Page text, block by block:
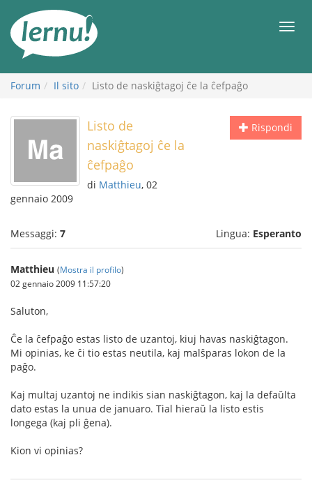
all’indice
Forum Il sito Listo de naskiĝtagoj ĉe la ĉefpaĝo
Rispondi
Listo de
naskiĝtagoj ĉe la
ĉefpaĝo
di Matthieu, 02
gennaio 2009
Messaggi: 7 Lingua: Esperanto
Matthieu (Mostra il profilo)
02 gennaio 2009 11:57:20
Saluton,
Ĉe la ĉefpaĝo estas listo de uzantoj, kiuj havas naskiĝtagon.
Mi opinias, ke ĉi tio estas neutila, kaj malŝparas lokon de la
paĝo.
Kaj multaj uzantoj ne indikis sian naskiĝtagon, kaj la defaŭlta
dato estas la unua de januaro. Tial hieraŭ la listo estis
longega (kaj pli ĝena).
Kion vi opinias?